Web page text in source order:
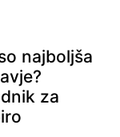
najboljša
za